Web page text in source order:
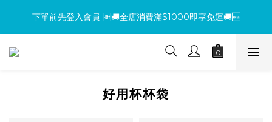
下單前先登入會員 🆓🚚全店消費滿$1000即享免運🚚🆓
下單前先登入會員 🆓🚚全店消費滿$1000即享免運🚚🆓
【環保杯套優惠】指定系列任選 2 件 即減 NT$200 ，買越多省越
好用杯杯袋